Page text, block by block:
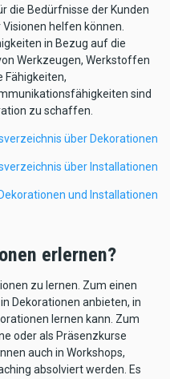
die Bedürfnisse der Kunden
helfen können.
in Bezug auf die
Werkzeugen, Werkstoffen
Fähigkeiten,
sind
zu schaffen.
über Dekorationen
über Installationen
und Installationen
erlernen?
zu lernen. Zum einen
Dekorationen anbieten, in
lernen kann. Zum
oder als Präsenzkurse
auch in Workshops,
absolviert werden. Es